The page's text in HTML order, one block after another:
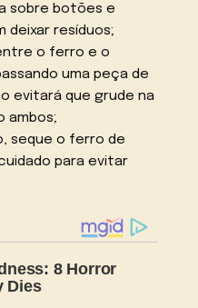
sobre botões e
deixar resíduos;
o ferro e o
uma peça de
evitará que grude na
ambos;
seque o ferro de
para evitar